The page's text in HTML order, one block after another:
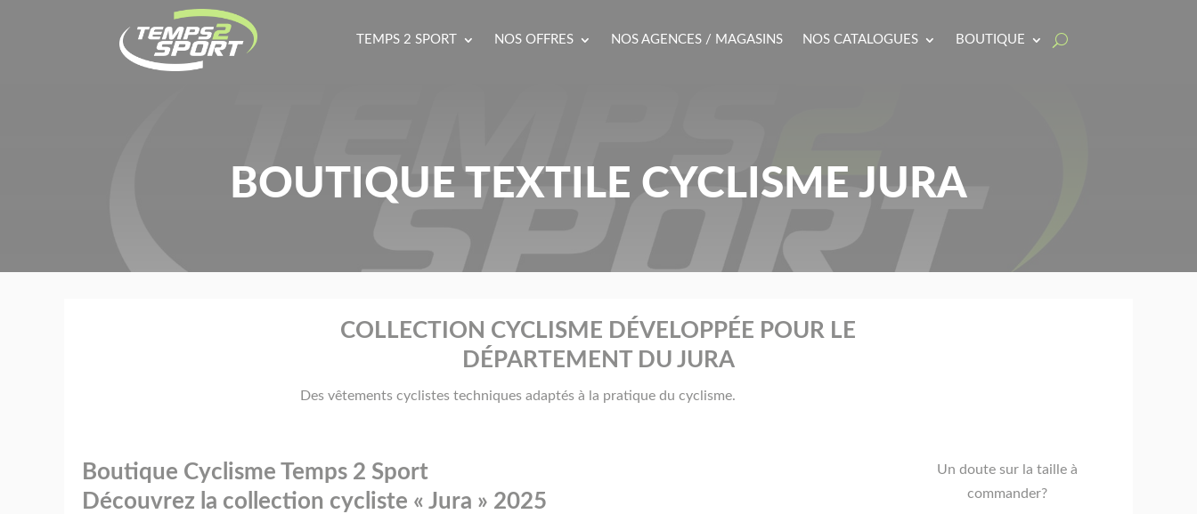
TEMPS 2 SPORT NOS OFFRES NOS AGENCES / MAGASINS NOS CATALOGUES BOUTIQUE
BOUTIQUE TEXTILE CYCLISME JURA
COLLECTION CYCLISME DÉVELOPPÉE POUR LE
DÉPARTEMENT DU JURA
Des vêtements cyclistes techniques adaptés à la pratique du cyclisme.
Boutique Cyclisme Temps 2 Sport
Découvrez la collection cycliste « Jura » 2025
Un doute sur la taille à
commander?